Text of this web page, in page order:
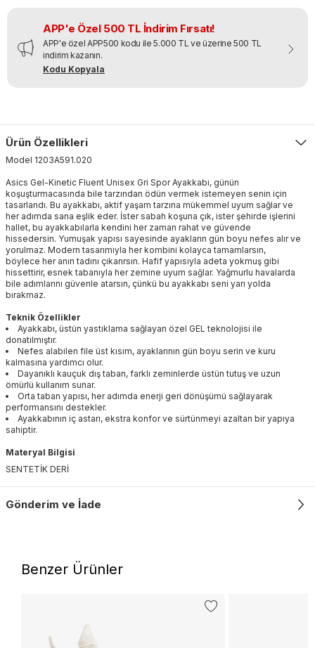
APP'e Özel 500 TL İndirim Fırsatı!
APP'e özel APP500 kodu ile 5.000 TL ve üzerine 500 TL
indirim kazanın.
Kodu Kopyala
Ürün Özellikleri
Model 1203A591.020
Asics Gel-Kinetic Fluent Unisex Gri Spor Ayakkabı, günün
koşuşturmacasında bile tarzından ödün vermek istemeyen senin için
tasarlandı. Bu ayakkabı, aktif yaşam tarzına mükemmel uyum sağlar ve
her adımda sana eşlik eder. İster sabah koşuna çık, ister şehirde işlerini
hallet, bu ayakkabılarla kendini her zaman rahat ve güvende
hissedersin. Yumuşak yapısı sayesinde ayakların gün boyu nefes alır ve
yorulmaz. Modern tasarımıyla her kombini kolayca tamamlarsın,
böylece her anın tadını çıkarırsın. Hafif yapısıyla adeta yokmuş gibi
hissettirir, esnek tabanıyla her zemine uyum sağlar. Yağmurlu havalarda
bile adımlarını güvenle atarsın, çünkü bu ayakkabı seni yarı yolda
bırakmaz.
Teknik Özellikler
Ayakkabı, üstün yastıklama sağlayan özel GEL teknolojisi ile
donatılmıştır.
Nefes alabilen file üst kısım, ayaklarının gün boyu serin ve kuru
kalmasına yardımcı olur.
Dayanıklı kauçuk dış taban, farklı zeminlerde üstün tutuş ve uzun
ömürlü kullanım sunar.
Orta taban yapısı, her adımda enerji geri dönüşümü sağlayarak
performansını destekler.
Ayakkabının iç astarı, ekstra konfor ve sürtünmeyi azaltan bir yapıya
sahiptir.
Materyal Bilgisi
SENTETİK DERİ
Gönderim ve İade
Benzer Ürünler